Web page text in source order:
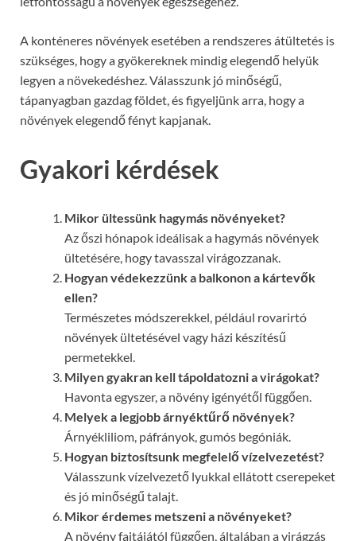
A konténeres növények esetében a rendszeres átültetés is
szükséges, hogy a gyökereknek mindig elegendő helyük
legyen a növekedéshez. Válasszunk jó minőségű,
tápanyagban gazdag földet, és figyeljünk arra, hogy a
növények elegendő fényt kapjanak.
Gyakori kérdések
Mikor ültessünk hagymás növényeket?
Az őszi hónapok ideálisak a hagymás növények
ültetésére, hogy tavasszal virágozzanak.
Hogyan védekezzünk a balkonon a kártevők
ellen?
Természetes módszerekkel, például rovarirtó
növények ültetésével vagy házi készítésű
permetekkel.
Milyen gyakran kell tápoldatozni a virágokat?
Havonta egyszer, a növény igényétől függően.
Melyek a legjobb árnyéktűrő növények?
Árnyékliliom, páfrányok, gumós begóniák.
Hogyan biztosítsunk megfelelő vízelvezetést?
Válasszunk vízelvezető lyukkal ellátott cserepeket
és jó minőségű talajt.
Mikor érdemes metszeni a növényeket?
A növény fajtájától függően, általában a virágzás